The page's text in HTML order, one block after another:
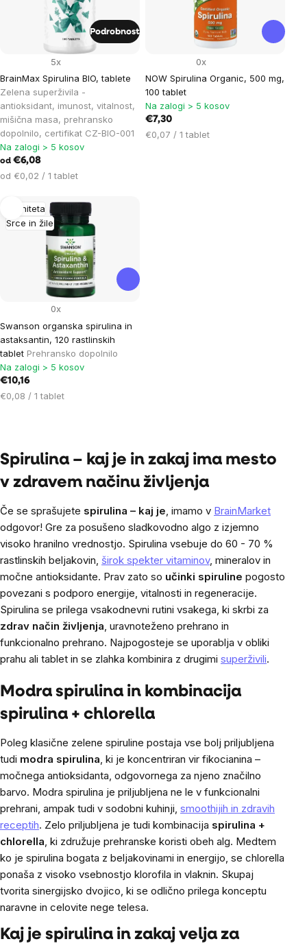
products
BrainMax Spirulina BIO, tablete
Zelena superživila -
antioksidant, imunost, vitalnost,
mišična masa, prehransko
dopolnilo, certifikat CZ-BIO-001
5x
Na zalogi > 5 kosov
od €6,08
Cena
enoto:
od €0,02 / 1 tablet
Podrobnost
NOW Spirulina Organic, 500 mg,
100 tablet
0x
Na zalogi > 5 kosov
€7,30
Cena
€0,07 / 1 tablet
Imuniteta
Srce in žile
Swanson organska spirulina in
astaksantin, 120 rastlinskih
tablet Prehransko dopolnilo
0x
Na zalogi > 5 kosov
€10,16
Cena
€0,08 / 1 tablet
controls
Spirulina – kaj je in zakaj ima mesto
v zdravem načinu življenja
Če se sprašujete spirulina – kaj je , imamo v BrainMarket
odgovor! Gre za posušeno sladkovodno algo z izjemno
visoko hranilno vrednostjo. Spirulina vsebuje do 60 - 70 %
rastlinskih beljakovin, širok spekter vitaminov, mineralov in
močne antioksidante. Prav zato so učinki spiruline pogosto
povezani s podporo energije, vitalnosti in regeneracije.
Spirulina se prilega vsakodnevni rutini vsakega, ki skrbi za
zdrav način življenja , uravnoteženo prehrano in
funkcionalno prehrano. Najpogosteje se uporablja v obliki
prahu ali tablet in se zlahka kombinira z drugimi superživili.
Modra spirulina in kombinacija
spirulina + chlorella
Poleg klasične zelene spiruline postaja vse bolj priljubljena
tudi modra spirulina , ki je koncentriran vir fikocianina –
močnega antioksidanta, odgovornega za njeno značilno
barvo. Modra spirulina je priljubljena ne le v funkcionalni
prehrani, ampak tudi v sodobni kuhinji, smoothijih in zdravih
receptih. Zelo priljubljena je tudi kombinacija spirulina +
chlorella , ki združuje prehranske koristi obeh alg. Medtem
ko je spirulina bogata z beljakovinami in energijo, se chlorella
ponaša z visoko vsebnostjo klorofila in vlaknin. Skupaj
tvorita sinergijsko dvojico, ki se odlično prilega konceptu
naravne in celovite nege telesa.
Kaj je spirulina in zakaj velja za